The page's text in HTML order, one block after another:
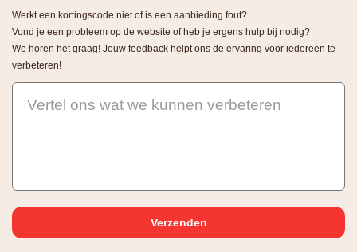
Werkt een kortingscode niet of is een aanbieding fout?
Vond je een probleem op de website of heb je ergens hulp bij nodig?
We horen het graag! Jouw feedback helpt ons de ervaring voor iedereen te
verbeteren!
Vertel ons wat we kunnen verbeteren